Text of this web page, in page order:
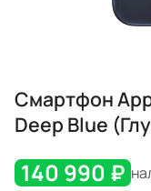
Смартфон
Deep Blue
140 990 ₽